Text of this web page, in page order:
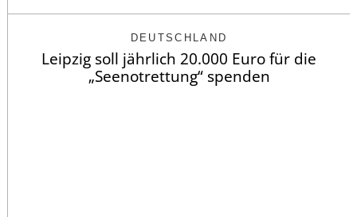
DEUTSCHLAND
Leipzig soll jährlich 20.000 Euro für die
„Seenotrettung“ spenden